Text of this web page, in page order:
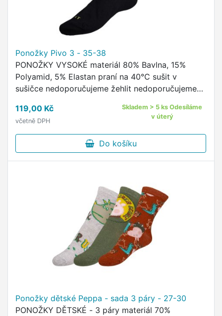
Ponožky Pivo 3 - 35-38
PONOŽKY VYSOKÉ materiál 80% Bavlna, 15%
Polyamid, 5% Elastan praní na 40°C sušit v
sušičce nedoporučujeme žehlit nedoporučujeme
originálním vzorem od českého …
119,00 Kč
včetně DPH
Skladem > 5 ks Odesíláme
v úterý
Do košíku
Ponožky dětské Peppa - sada 3 páry - 27-30
PONOŽKY DĚTSKÉ - 3 páry materiál 70%